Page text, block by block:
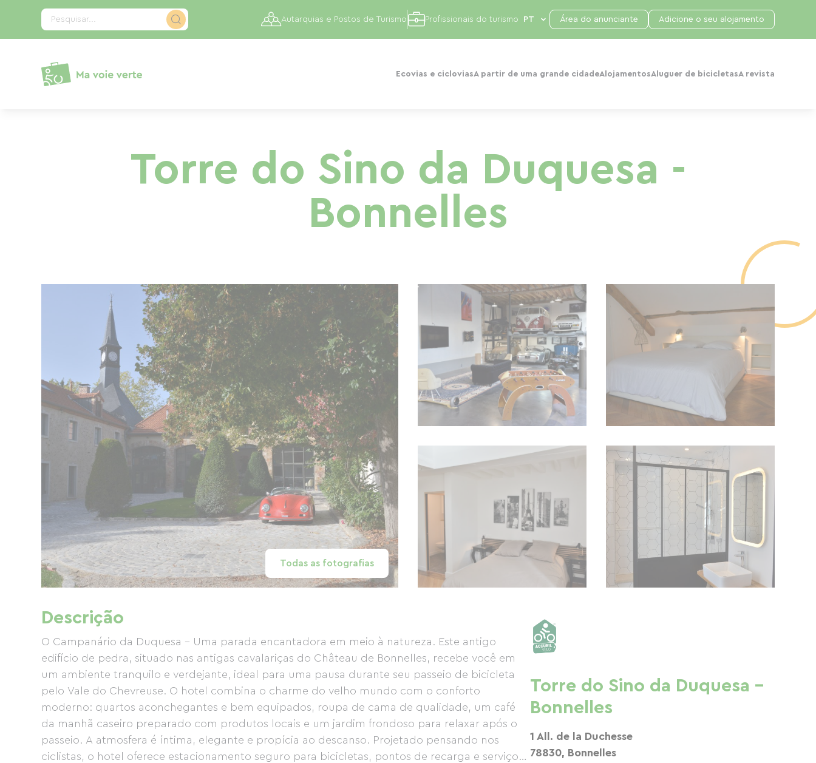
Pesquisar...
Ecovias e cicloviasA partir de uma grande cidadeAlojamentosAluguer de bicicletasA revista
Autarquias e Postos de Turismo Profissionais do turismo Área do anunciante Adicione o seu alojamento
Torre do Sino da Duquesa -
Bonnelles
Todas as fotografias
Descrição
O Campanário da Duquesa – Uma parada encantadora em meio à natureza. Este antigo
edifício de pedra, situado nas antigas cavalariças do Château de Bonnelles, recebe você em
um ambiente tranquilo e verdejante, ideal para uma pausa durante seu passeio de bicicleta
pelo Vale do Chevreuse. O hotel combina o charme do velho mundo com o conforto
moderno: quartos aconchegantes e bem equipados, roupa de cama de qualidade, um café
da manhã caseiro preparado com produtos locais e um jardim frondoso para relaxar após o
passeio. A atmosfera é íntima, elegante e propícia ao descanso. Projetado pensando nos
ciclistas, o hotel oferece estacionamento seguro para bicicletas, pontos de recarga e serviços
Torre do Sino da Duquesa -
Bonnelles
1 All. de la Duchesse
78830, Bonnelles
Painel de Gerenciamento de Cookies